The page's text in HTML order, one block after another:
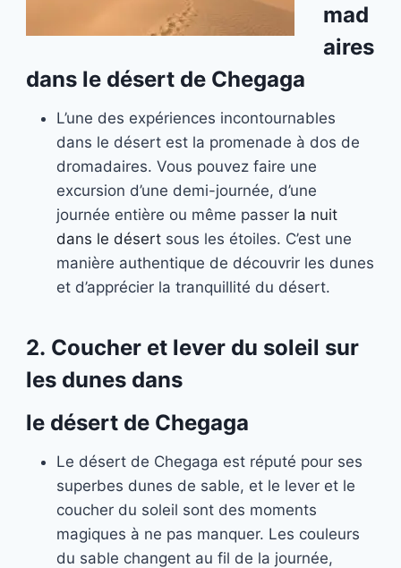
mad
aires
dans le désert de Chegaga
L’une des expériences incontournables
dans le désert est la promenade à dos de
dromadaires. Vous pouvez faire une
excursion d’une demi-journée, d’une
journée entière ou même passer la nuit
dans le désert sous les étoiles. C’est une
manière authentique de découvrir les dunes
et d’apprécier la tranquillité du désert.
2. Coucher et lever du soleil sur
les dunes dans
le désert de Chegaga
Le désert de Chegaga est réputé pour ses
superbes dunes de sable, et le lever et le
coucher du soleil sont des moments
magiques à ne pas manquer. Les couleurs
du sable changent au fil de la journée,